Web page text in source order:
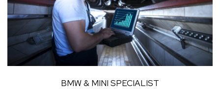
BMW & MINI SPECIALIST